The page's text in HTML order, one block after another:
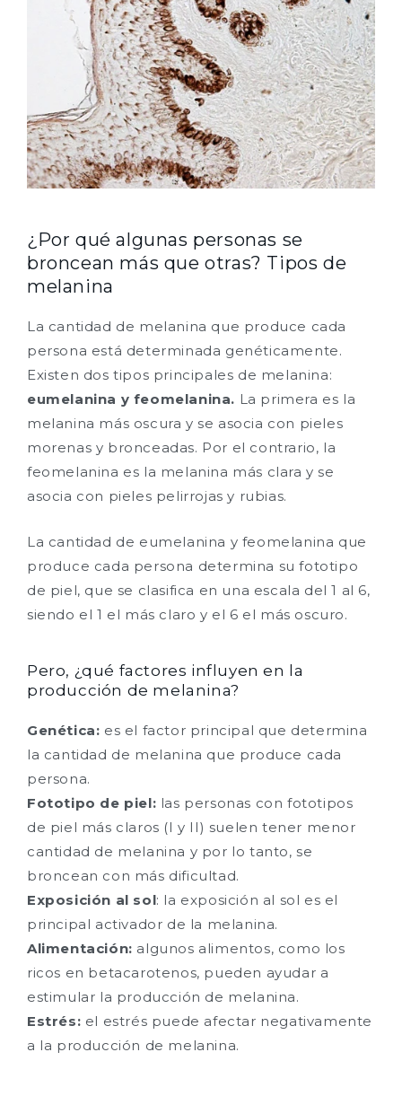
¿Por qué algunas personas se
broncean más que otras? Tipos de
melanina
La cantidad de melanina que produce cada
persona está determinada genéticamente.
Existen dos tipos principales de melanina:
eumelanina y feomelanina. La primera es la
melanina más oscura y se asocia con pieles
morenas y bronceadas. Por el contrario, la
feomelanina es la melanina más clara y se
asocia con pieles pelirrojas y rubias.
La cantidad de eumelanina y feomelanina que
produce cada persona determina su fototipo
de piel, que se clasifica en una escala del 1 al 6,
siendo el 1 el más claro y el 6 el más oscuro.
Pero, ¿qué factores influyen en la
producción de melanina?
Genética: es el factor principal que determina
la cantidad de melanina que produce cada
persona.
Fototipo de piel: las personas con fototipos
de piel más claros (I y II) suelen tener menor
cantidad de melanina y por lo tanto, se
broncean con más dificultad.
Exposición al sol: la exposición al sol es el
principal activador de la melanina.
Alimentación: algunos alimentos, como los
ricos en betacarotenos, pueden ayudar a
estimular la producción de melanina.
Estrés: el estrés puede afectar negativamente
a la producción de melanina.